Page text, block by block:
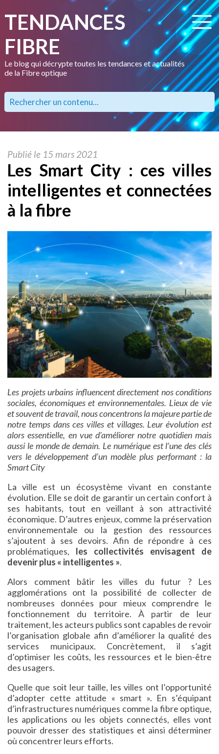
TENDANCES
FIBRE
Le blog qui décrypte toutes les tendances et actualités
de la Fibre optique
Publié le 15 mars 2021
Les Smart City : ces villes
intelligentes et connectées
à la fibre
Les projets urbains influencent directement nos conditions
sociales, économiques et environnementales. Lieux de vie
et souvent de travail, nous concentrons la majeure partie de
notre temps dans ces villes et villages. Leur évolution est
alors essentielle, en vue d’améliorer notre quotidien mais
aussi le monde de demain. Le numérique est l’une des clés
vers le développement d’un modèle plus performant : la
Smart City
La ville est un écosystème vivant en constante
évolution. Elle se doit de garantir un certain confort à
ses habitants, tout en veillant à son attractivité
économique. D’autres enjeux, comme la préservation
environnementale ou la gestion des ressources
s’ajoutent à ses devoirs. Afin de répondre à ces
problématiques, les collectivités envisagent de
devenir plus « intelligentes ».
Alors comment bâtir les villes du futur ? Les
agglomérations ont la possibilité de collecter de
nombreuses données pour mieux comprendre le
fonctionnement du territoire. À partir de leur
traitement, les acteurs publics sont capables de revoir
l’organisation globale afin d’améliorer la qualité des
services municipaux. Concrètement, il s’agit
d’optimiser les coûts, les ressources et le bien-être
des usagers.
Quelle que soit leur taille, les villes ont l’opportunité
d’adopter cette attitude « smart ». En s’équipant
d’infrastructures numériques comme la fibre optique,
les applications ou les objets connectés, elles vont
pouvoir dresser des statistiques et ainsi déterminer
où concentrer leurs efforts.